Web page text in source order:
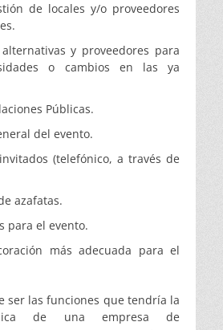
de locales y/o proveedores
y proveedores para
o cambios en las ya
Públicas.
del evento.
(telefónico, a través de
azafatas.
para el evento.
más adecuada para el
ser las funciones que tendría la
de una empresa de